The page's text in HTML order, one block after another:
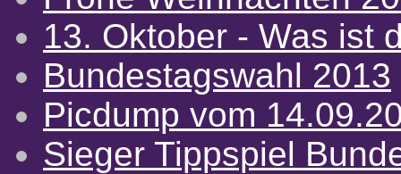
13. Oktober - Was ist
Bundestagswahl 2013
Picdump vom
Sieger Tippspiel